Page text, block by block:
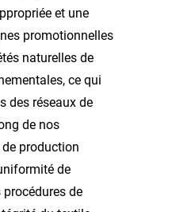
et une
promotionnelles
naturelles de
ce qui
des réseaux de
de nos
production
de
de